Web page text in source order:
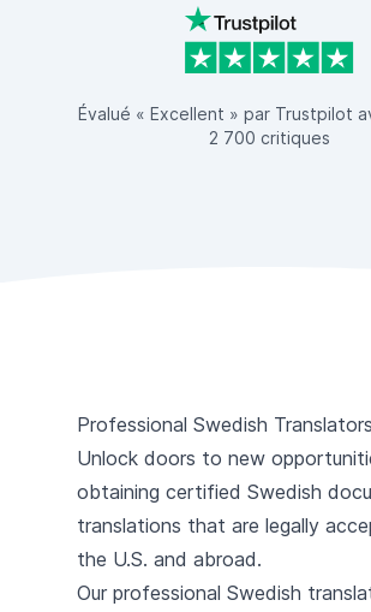
Évalué « Excellent » par Trustpilot
2 700 critiques
Professional Swedish Translators
Unlock doors to new
obtaining certified Swedish
translations that are legally
the U.S. and abroad.
Our professional Swedish